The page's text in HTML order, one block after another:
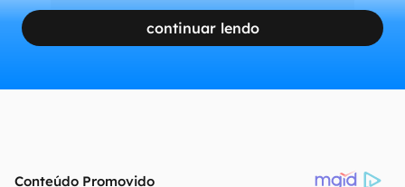
continuar lendo